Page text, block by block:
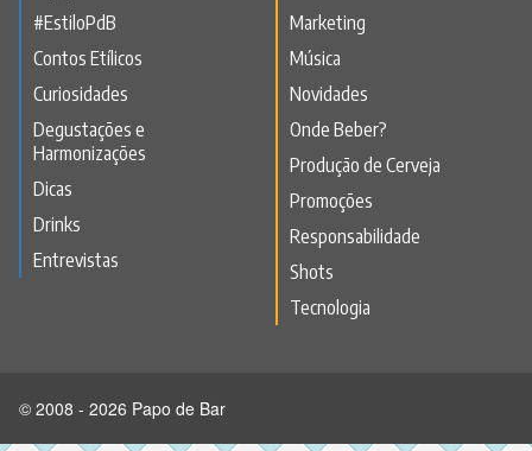
#EstiloPdB
Contos Etílicos
Curiosidades
Degustações e
Harmonizações
Dicas
Drinks
Entrevistas
Marketing
Música
Novidades
Onde Beber?
Produção de Cerveja
Promoções
Responsabilidade
Shots
Tecnologia
© 2008 - 2026 Papo de Bar